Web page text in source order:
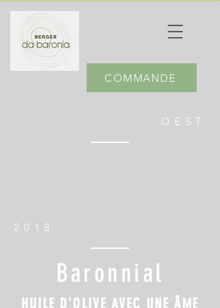
COMMANDE
OEST
2018
Baronnial
HUILE D'OLIVE AVEC UNE ÂME